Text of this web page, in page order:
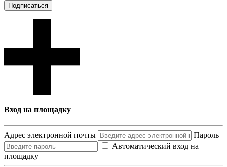
Подписаться
Вход на площадку
Адрес электронной почты
Пароль
Автоматический вход на
площадку